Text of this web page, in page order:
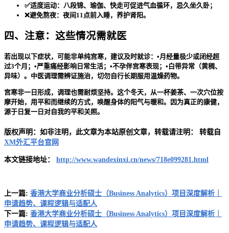
✅适度运动：八段锦、瑜伽、快走可促进气血循环，忌久坐久卧；
❌避免熬夜：夜间11点前入睡，养护肾阳。
四、注意：这些情况需就医
若出现以下症状，可能非单纯宫寒，建议及时就诊：•月经量极少或闭经超
过3个月；•严重痛经影响日常生活；•不孕伴宫寒表现；•白带异常（黄稠、
异味）。中医调理需辨证施治，切勿自行长期服用温燥药物。
宫寒非一日形成，调理也需耐烦坚持。这个冬天，从一杯姜茶、一次穴位按
摩开始，用平和而继续的方式，唤醒身体的阳气与暖和。因为真正的康健，
源于日复一日对自我的平和关照。
版权声明：如非注明，此文章为本站原创文章，转载请注明：
转载自
XM外汇平台官网
本文链接地址： http://www.wandexinxi.cn/news/718e099281.html
上一篇: 香港大学商业分析硕士（Business Analytics）项目深度解析｜
申请趋势、课程逻辑与适配人
下一篇: 香港大学商业分析硕士（Business Analytics）项目深度解析｜
申请趋势、课程逻辑与适配人